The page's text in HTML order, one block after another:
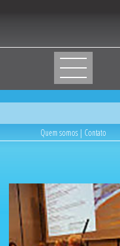
Quem somos | Contato